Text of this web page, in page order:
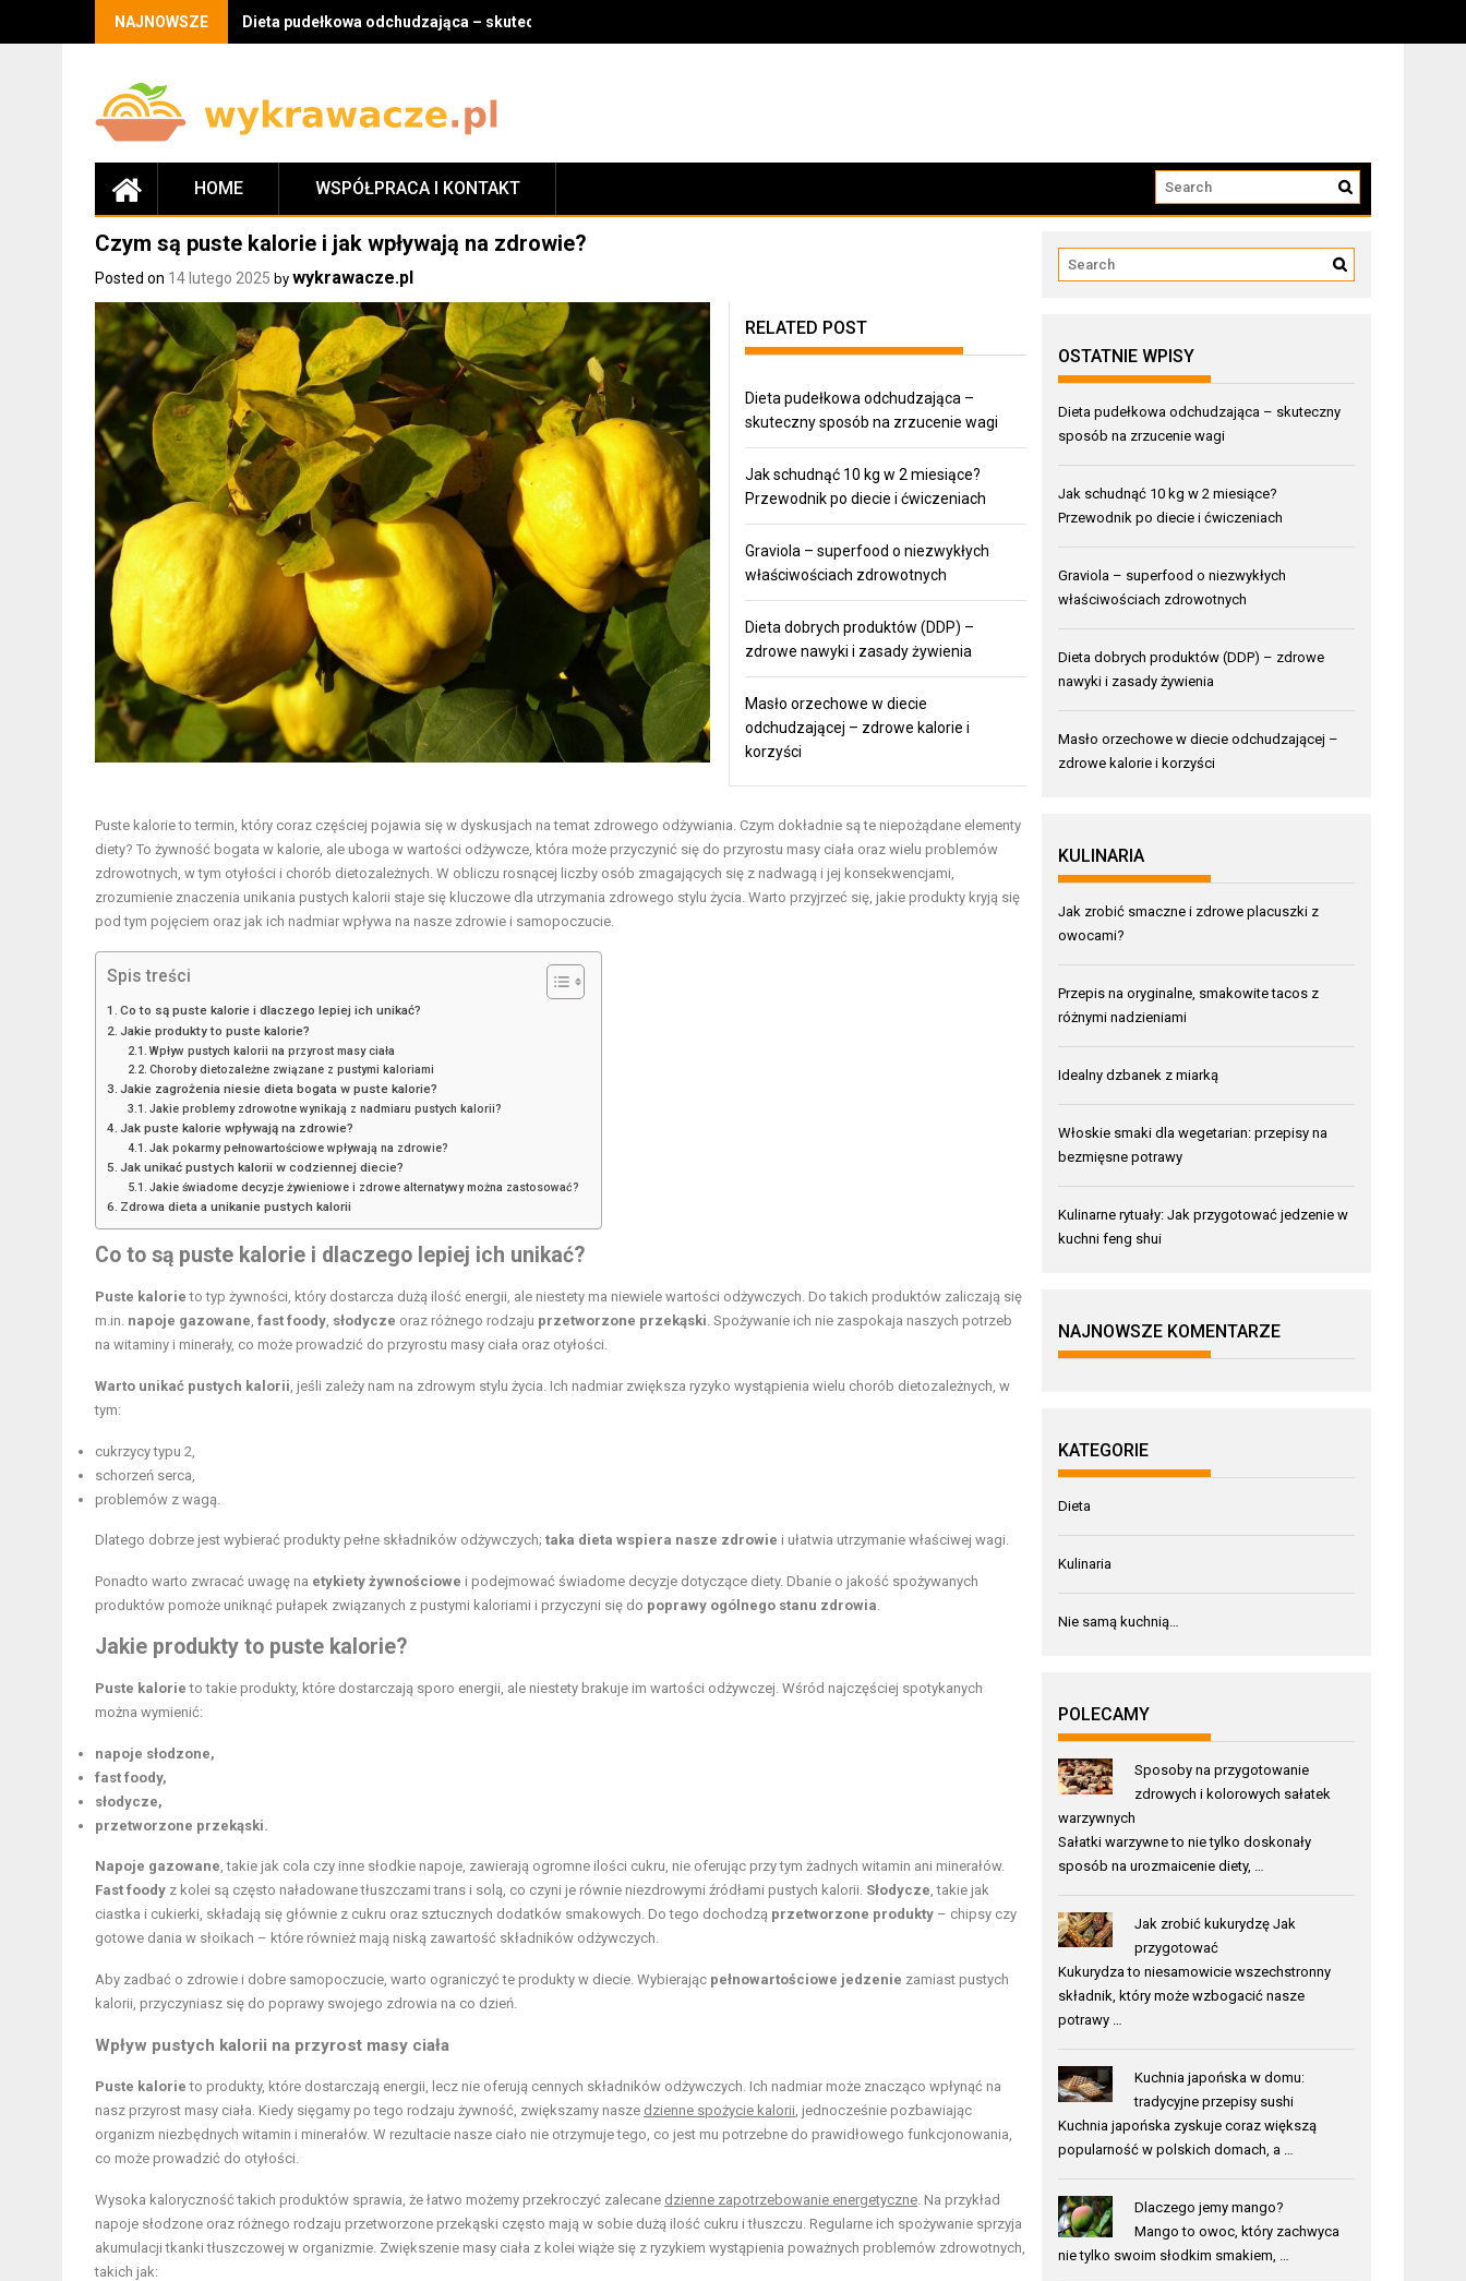
NAJNOWSZE Dieta pudełkowa odchudzająca – skuteczny sposób na zrzucenie wagi
HOME WSPÓŁPRACA I KONTAKT
Czym są puste kalorie i jak wpływają na zdrowie?
Posted on 14 lutego 2025 by wykrawacze.pl
RELATED POST
Dieta pudełkowa odchudzająca –
skuteczny sposób na zrzucenie wagi
Jak schudnąć 10 kg w 2 miesiące?
Przewodnik po diecie i ćwiczeniach
Graviola – superfood o niezwykłych
właściwościach zdrowotnych
Dieta dobrych produktów (DDP) –
zdrowe nawyki i zasady żywienia
Masło orzechowe w diecie
odchudzającej – zdrowe kalorie i
korzyści
Puste kalorie to termin, który coraz częściej pojawia się w dyskusjach na temat zdrowego odżywiania. Czym dokładnie są te niepożądane elementy
diety? To żywność bogata w kalorie, ale uboga w wartości odżywcze, która może przyczynić się do przyrostu masy ciała oraz wielu problemów
zdrowotnych, w tym otyłości i chorób dietozależnych. W obliczu rosnącej liczby osób zmagających się z nadwagą i jej konsekwencjami,
zrozumienie znaczenia unikania pustych kalorii staje się kluczowe dla utrzymania zdrowego stylu życia. Warto przyjrzeć się, jakie produkty kryją się
pod tym pojęciem oraz jak ich nadmiar wpływa na nasze zdrowie i samopoczucie.
Spis treści
Co to są puste kalorie i dlaczego lepiej ich unikać?
Jakie produkty to puste kalorie?
Wpływ pustych kalorii na przyrost masy ciała
Choroby dietozależne związane z pustymi kaloriami
Jakie zagrożenia niesie dieta bogata w puste kalorie?
Jakie problemy zdrowotne wynikają z nadmiaru pustych kalorii?
Jak puste kalorie wpływają na zdrowie?
Jak pokarmy pełnowartościowe wpływają na zdrowie?
Jak unikać pustych kalorii w codziennej diecie?
Jakie świadome decyzje żywieniowe i zdrowe alternatywy można zastosować?
Zdrowa dieta a unikanie pustych kalorii
Co to są puste kalorie i dlaczego lepiej ich unikać?
Puste kalorie to typ żywności, który dostarcza dużą ilość energii, ale niestety ma niewiele wartości odżywczych. Do takich produktów zaliczają się
m.in. napoje gazowane fast foody słodycze oraz różnego rodzaju przetworzone przekąski . Spożywanie ich nie zaspokaja naszych potrzeb
na witaminy i minerały, co może prowadzić do przyrostu masy ciała oraz otyłości.
Warto unikać pustych kalorii , jeśli zależy nam na zdrowym stylu życia. Ich nadmiar zwiększa ryzyko wystąpienia wielu chorób dietozależnych, w
tym:
cukrzycy typu 2,
schorzeń serca,
problemów z wagą.
Dlatego dobrze jest wybierać produkty pełne składników odżywczych; taka dieta wspiera nasze zdrowie i ułatwia utrzymanie właściwej wagi.
Ponadto warto zwracać uwagę na etykiety żywnościowe i podejmować świadome decyzje dotyczące diety. Dbanie o jakość spożywanych
produktów pomoże uniknąć pułapek związanych z pustymi kaloriami i przyczyni się do poprawy ogólnego stanu zdrowia
Jakie produkty to puste kalorie?
Puste kalorie to takie produkty, które dostarczają sporo energii, ale niestety brakuje im wartości odżywczej. Wśród najczęściej spotykanych
można wymienić:
napoje słodzone,
fast foody,
słodycze,
przetworzone przekąski.
Napoje gazowane , takie jak cola czy inne słodkie napoje, zawierają ogromne ilości cukru, nie oferując przy tym żadnych witamin ani minerałów.
Fast foody z kolei są często naładowane tłuszczami trans i solą, co czyni je równie niezdrowymi źródłami pustych kalorii. Słodycze , takie jak
ciastka i cukierki, składają się głównie z cukru oraz sztucznych dodatków smakowych. Do tego dochodzą przetworzone produkty – chipsy czy
gotowe dania w słoikach – które również mają niską zawartość składników odżywczych.
Aby zadbać o zdrowie i dobre samopoczucie, warto ograniczyć te produkty w diecie. Wybierając pełnowartościowe jedzenie zamiast pustych
kalorii, przyczyniasz się do poprawy swojego zdrowia na co dzień.
Wpływ pustych kalorii na przyrost masy ciała
Puste kalorie to produkty, które dostarczają energii, lecz nie oferują cennych składników odżywczych. Ich nadmiar może znacząco wpłynąć na
nasz przyrost masy ciała. Kiedy sięgamy po tego rodzaju żywność, zwiększamy nasze dzienne spożycie kalorii , jednocześnie pozbawiając
organizm niezbędnych witamin i minerałów. W rezultacie nasze ciało nie otrzymuje tego, co jest mu potrzebne do prawidłowego funkcjonowania,
co może prowadzić do otyłości.
Wysoka kaloryczność takich produktów sprawia, że łatwo możemy przekroczyć zalecane dzienne zapotrzebowanie energetyczne . Na przykład
napoje słodzone oraz różnego rodzaju przetworzone przekąski często mają w sobie dużą ilość cukru i tłuszczu. Regularne ich spożywanie sprzyja
akumulacji tkanki tłuszczowej w organizmie. Zwiększenie masy ciała z kolei wiąże się z ryzykiem wystąpienia poważnych problemów zdrowotnych,
takich jak:
OSTATNIE WPISY
Dieta pudełkowa odchudzająca – skuteczny
sposób na zrzucenie wagi
Jak schudnąć 10 kg w 2 miesiące?
Przewodnik po diecie i ćwiczeniach
Graviola – superfood o niezwykłych
właściwościach zdrowotnych
Dieta dobrych produktów (DDP) – zdrowe
nawyki i zasady żywienia
Masło orzechowe w diecie odchudzającej –
zdrowe kalorie i korzyści
KULINARIA
Jak zrobić smaczne i zdrowe placuszki z
owocami?
Przepis na oryginalne, smakowite tacos z
różnymi nadzieniami
Idealny dzbanek z miarką
Włoskie smaki dla wegetarian: przepisy na
bezmięsne potrawy
Kulinarne rytuały: Jak przygotować jedzenie w
kuchni feng shui
NAJNOWSZE KOMENTARZE
KATEGORIE
Dieta
Kulinaria
Nie samą kuchnią…
POLECAMY
Sposoby na przygotowanie
zdrowych i kolorowych sałatek
warzywnych
Sałatki warzywne to nie tylko doskonały
sposób na urozmaicenie diety, …
Jak zrobić kukurydzę Jak
przygotować
Kukurydza to niesamowicie wszechstronny
składnik, który może wzbogacić nasze
potrawy …
Kuchnia japońska w domu:
tradycyjne przepisy sushi
Kuchnia japońska zyskuje coraz większą
popularność w polskich domach, a …
Dlaczego jemy mango?
Mango to owoc, który zachwyca
nie tylko swoim słodkim smakiem, …